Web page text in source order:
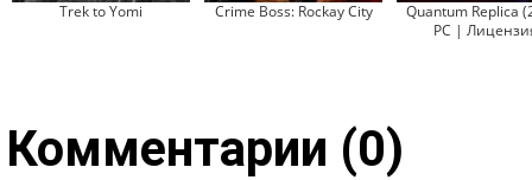
Trek to Yomi Crime Boss: Rockay City
Quantum Replica
PC |
Комментарии (0)